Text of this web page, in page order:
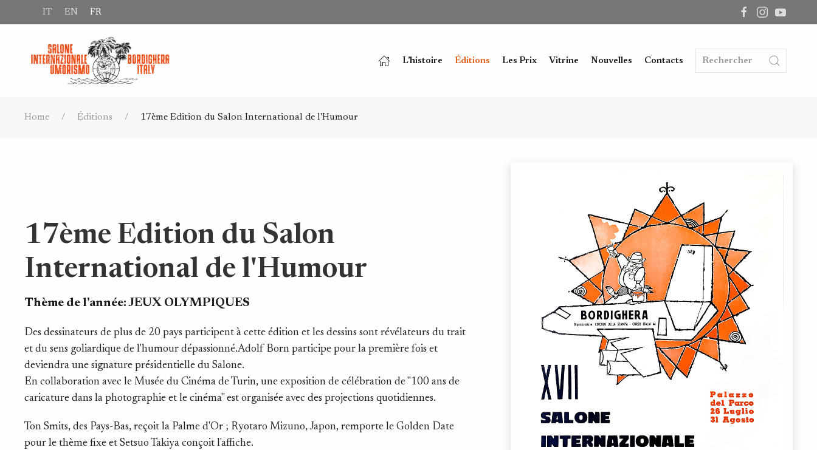
IT EN FR
L’histoire Éditions Les Prix Vitrine Nouvelles Contacts
Home Éditions 17ème Edition du Salon International de l'Humour
17ème Edition du Salon
International de l'Humour
Thème de l'année: JEUX OLYMPIQUES
Des dessinateurs de plus de 20 pays participent à cette édition et les dessins sont révélateurs du trait
et du sens goliardique de l'humour dépassionné.Adolf Born participe pour la première fois et
deviendra une signature présidentielle du Salone.
En collaboration avec le Musée du Cinéma de Turin, une exposition de célébration de "100 ans de
caricature dans la photographie et le cinéma" est organisée avec des projections quotidiennes.
Ton Smits, des Pays-Bas, reçoit la Palme d'Or ; Ryotaro Mizuno, Japon, remporte le Golden Date
pour le thème fixe et Setsuo Takiya conçoit l'affiche.